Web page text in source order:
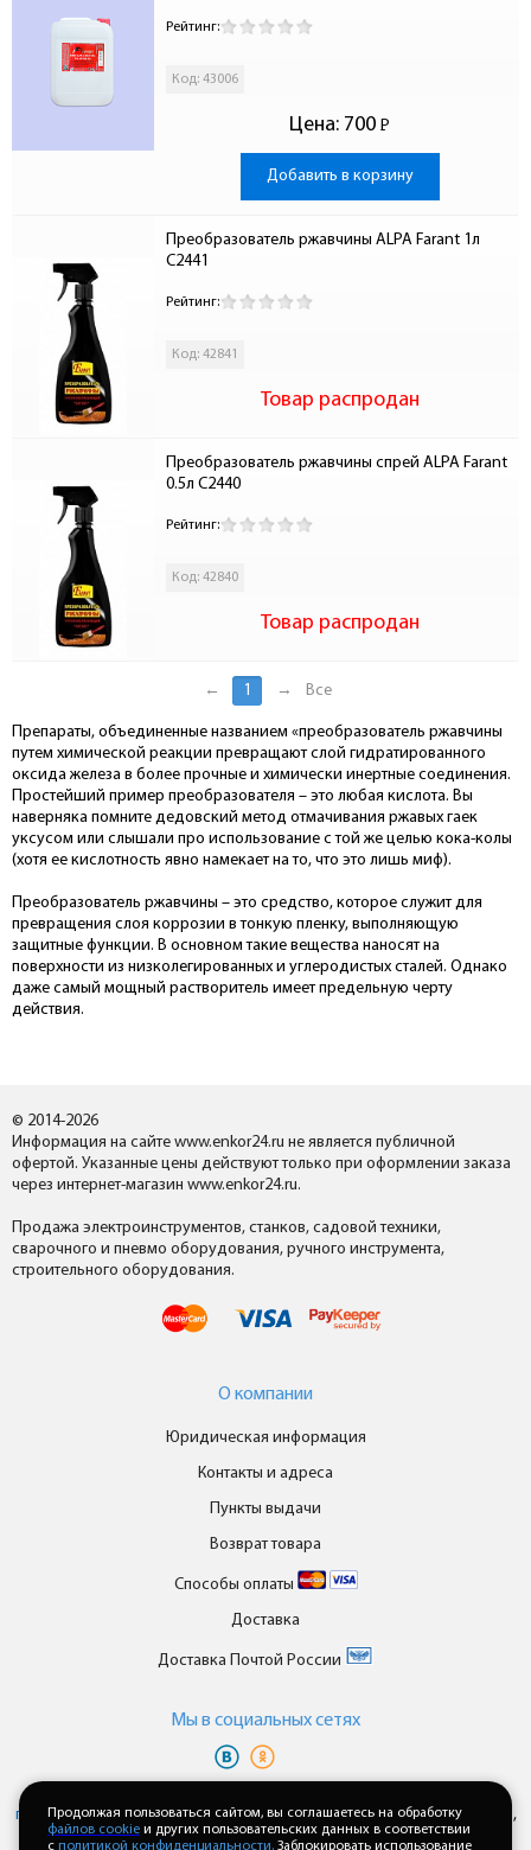
Рейтинг:
Код: 43006
Цена: 700 Р
-
Добавить в корзину
Преобразователь ржавчины ALPA Farant 1л
С2441
Рейтинг:
Код: 42841
Товар распродан
Преобразователь ржавчины спрей ALPA Farant
0.5л С2440
Рейтинг:
Код: 42840
Товар распродан
← 1 → Все
Препараты, объединенные названием «преобразователь ржавчины
путем химической реакции превращают слой гидратированного
оксида железа в более прочные и химически инертные соединения.
Простейший пример преобразователя – это любая кислота. Вы
наверняка помните дедовский метод отмачивания ржавых гаек
уксусом или слышали про использование с той же целью кока-колы
(хотя ее кислотность явно намекает на то, что это лишь миф).
Преобразователь ржавчины – это средство, которое служит для
превращения слоя коррозии в тонкую пленку, выполняющую
защитные функции. В основном такие вещества наносят на
поверхности из низколегированных и углеродистых сталей. Однако
даже самый мощный растворитель имеет предельную черту
действия.
© 2014-2026
Информация на сайте www.enkor24.ru не является публичной
офертой. Указанные цены действуют только при оформлении заказа
через интернет-магазин www.enkor24.ru.
Продажа электроинструментов, станков, садовой техники,
сварочного и пневмо оборудования, ручного инструмента,
строительного оборудования.
О компании
Юридическая информация
Контакты и адреса
Пункты выдачи
Возврат товара
Способы оплаты
Доставка
Доставка Почтой России
Мы в cоциальных сетях
персональных данныхипользовательского соглашениякаждый раз,
когда оставляете свои данные в любой форме обратной связи на
Продолжая пользоваться сайтом, вы соглашаетесь на обработку
файлов cookie и других пользовательских данных в соответствии
с политикой конфиденциальности. Заблокировать использование